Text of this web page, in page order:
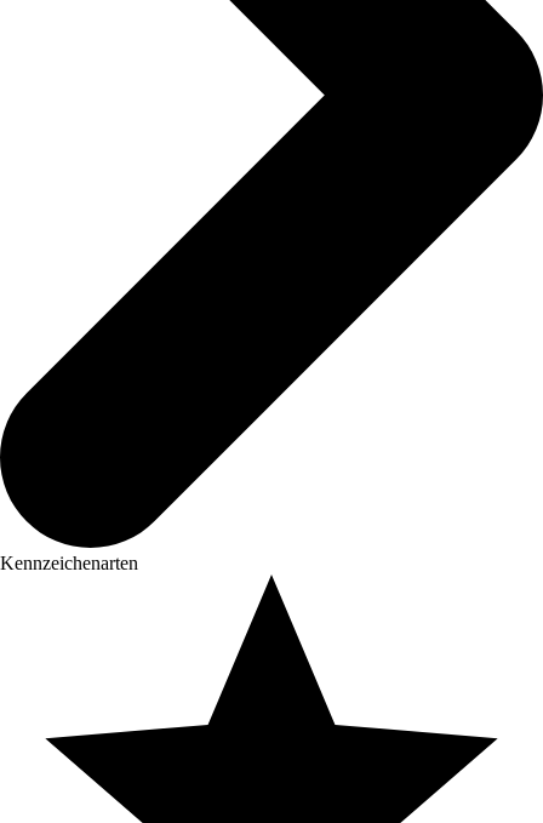
Kennzeichenarten